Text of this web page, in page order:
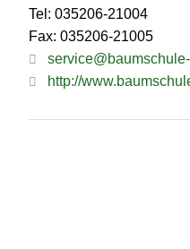
Tel: 035206-21004
Fax: 035206-21005
http://